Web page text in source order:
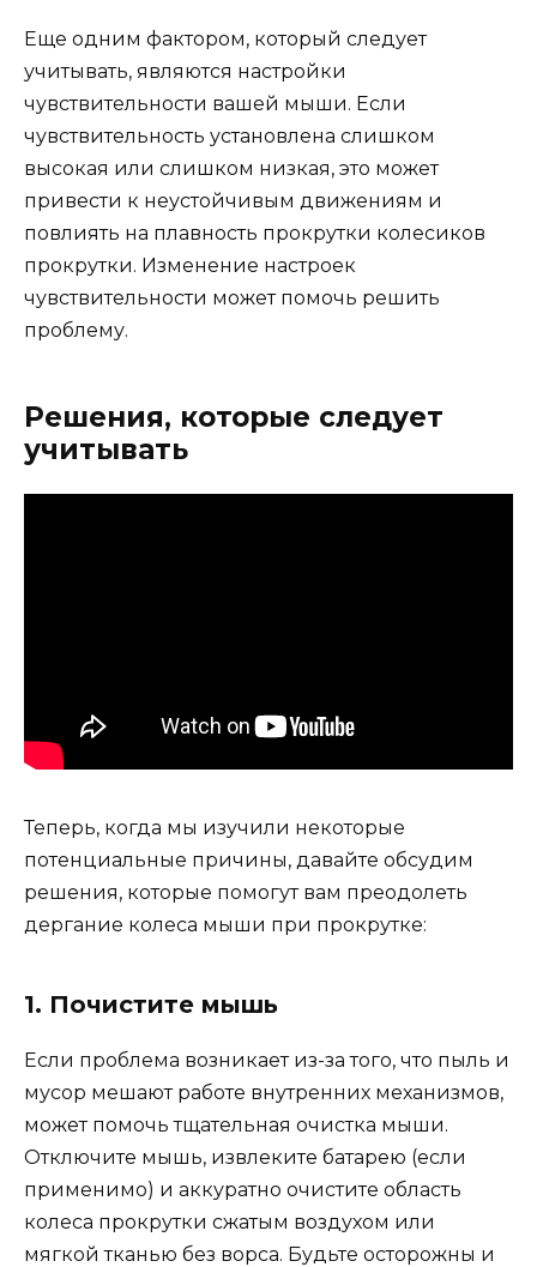
Еще одним фактором, который следует
учитывать, являются настройки
чувствительности вашей мыши. Если
чувствительность установлена ​​слишком
высокая или слишком низкая, это может
привести к неустойчивым движениям и
повлиять на плавность прокрутки колесиков
прокрутки. Изменение настроек
чувствительности может помочь решить
проблему.
Решения, которые следует
учитывать
Теперь, когда мы изучили некоторые
потенциальные причины, давайте обсудим
решения, которые помогут вам преодолеть
дергание колеса мыши при прокрутке:
1. Почистите мышь
Если проблема возникает из-за того, что пыль и
мусор мешают работе внутренних механизмов,
может помочь тщательная очистка мыши.
Отключите мышь, извлеките батарею (если
применимо) и аккуратно очистите область
колеса прокрутки сжатым воздухом или
мягкой тканью без ворса. Будьте осторожны и